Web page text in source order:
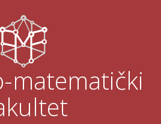
matematički